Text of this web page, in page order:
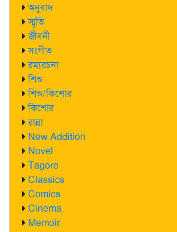
অনুবাদ
স্মৃতি
জীবনী
সংগীত
রম্যরচনা
শিশু
শিশু/কিশোর
কিশোর
রান্না
New Addition
Novel
Tagore
Classics
Comics
Cinema
Memoir